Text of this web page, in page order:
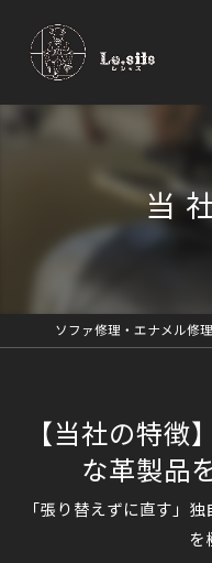
当
「張り替えずに直す」
を
【当社の特
な革製品